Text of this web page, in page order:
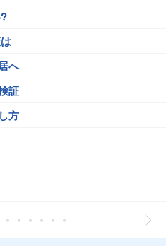
へ
証
方